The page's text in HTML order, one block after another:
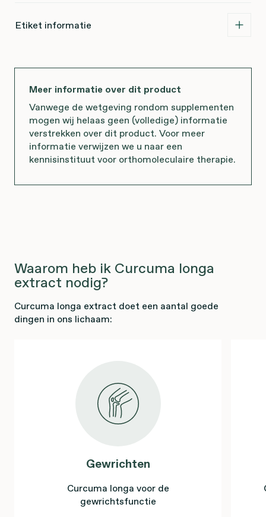
Etiket informatie
Meer informatie over dit product
Vanwege de wetgeving rondom supplementen
mogen wij helaas geen (volledige) informatie
verstrekken over dit product. Voor meer
informatie verwijzen we u naar een
kennisinstituut voor orthomoleculaire therapie.
Waarom heb ik Curcuma longa
extract nodig?
Curcuma longa extract doet een aantal goede
dingen in ons lichaam:
Gewrichten
Curcuma longa voor de
gewrichtsfunctie